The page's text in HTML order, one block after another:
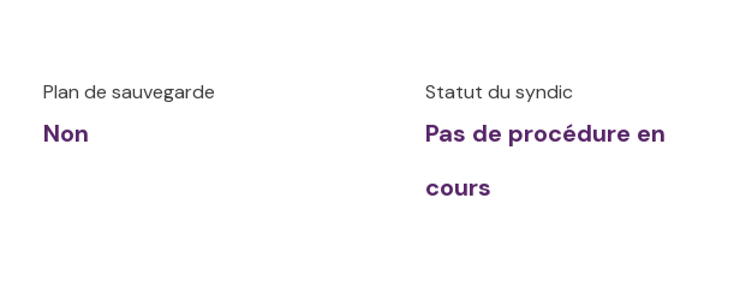
Plan de sauvegarde
Non
Statut du syndic
Pas de procédure en
cours